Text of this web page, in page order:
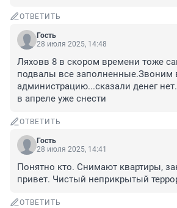
ОТВЕТИТЬ
Гость
28 июля 2025, 14:48
Ляховв 8 в скором времени тоже
подвалы все заполненные.Звоним
администрацию...сказали денег
в апреле уже снести
ОТВЕТИТЬ
Гость
28 июля 2025, 14:41
Понятно кто. Снимают квартиры,
привет. Чистый неприкрытый
ОТВЕТИТЬ